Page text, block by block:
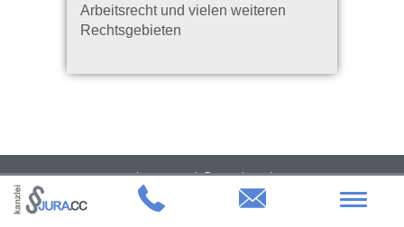
Arbeitsrecht und vielen weiteren
Rechtsgebieten
Impressum
Datenschutz
kanzlei JURA.CC | Dr. jur. Jens Usebach LL.M. Rechtsanwalt & Fachanwalt für
Arbeitsrecht | Heumarkt 50 | 50667 Köln
Toggle